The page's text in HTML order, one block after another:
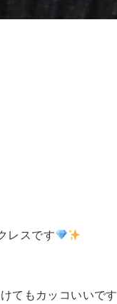
レスです
てもカッコいいです